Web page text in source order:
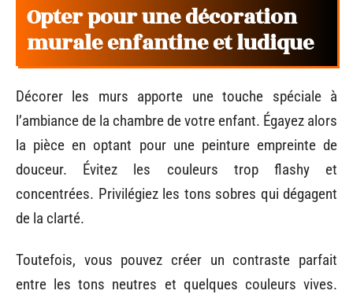
Opter pour une décoration
murale enfantine et ludique
Décorer les murs apporte une touche spéciale à
l’ambiance de la chambre de votre enfant. Égayez alors
la pièce en optant pour une peinture empreinte de
douceur. Évitez les couleurs trop flashy et
concentrées. Privilégiez les tons sobres qui dégagent
de la clarté.
Toutefois, vous pouvez créer un contraste parfait
entre les tons neutres et quelques couleurs vives.